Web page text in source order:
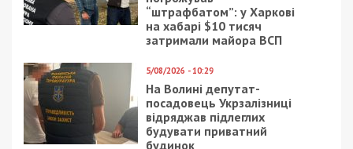
Рекламні блоки дають нам змогу
залишатися незалежними ЗМІ, а вам -
отримувати найсвіжіші новини під ними.
Приєднуйтесь також до 49000 в Google News. Слідкуйте
за останніми новинами!
Приєднатися